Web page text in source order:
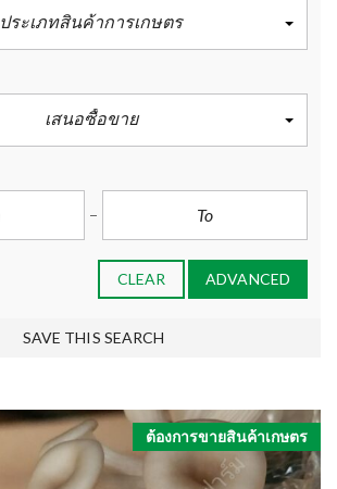
ประเภทสินค้าการเกษตร
เสนอซื้อขาย
CLEAR ADVANCED
SAVE THIS SEARCH
ต้องการขายสินค้าเกษตร